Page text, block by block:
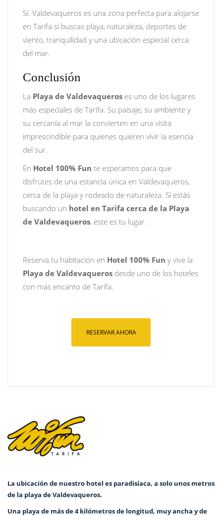
Sí. Valdevaqueros es una zona perfecta para alojarse
en Tarifa si buscas playa, naturaleza, deportes de
viento, tranquilidad y una ubicación especial cerca
del mar.
Conclusión
La Playa de Valdevaqueros es uno de los lugares
más especiales de Tarifa. Su paisaje, su ambiente y
su cercanía al mar la convierten en una visita
imprescindible para quienes quieren vivir la esencia
del sur.
En Hotel 100% Fun te esperamos para que
disfrutes de una estancia única en Valdevaqueros,
cerca de la playa y rodeado de naturaleza. Si estás
buscando un hotel en Tarifa cerca de la Playa
de Valdevaqueros, este es tu lugar.
Reserva tu habitación en Hotel 100% Fun y vive la
Playa de Valdevaqueros desde uno de los hoteles
con más encanto de Tarifa.
RESERVAR AHORA
La ubicación de nuestro hotel es paradisíaca, a solo unos metros
de la playa de Valdevaqueros.
Una playa de más de 4 kilómetros de longitud, muy ancha y de